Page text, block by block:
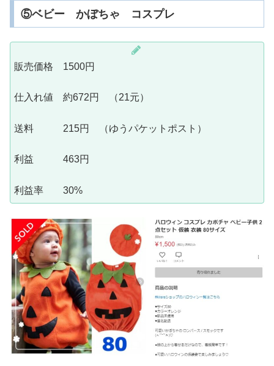
⑤ベビー かぼちゃ コスプレ
販売価格 1500円
仕入れ値 約672円 （21元）
送料 215円 （ゆうパケットポスト）
利益 463円
利益率 30%